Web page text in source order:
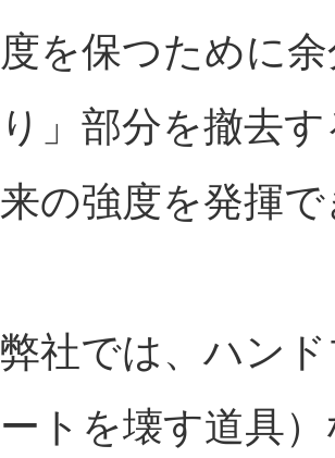
度を保つために
り」部分を撤去
来の強度を発揮
弊社では、ハン
ートを壊す道具